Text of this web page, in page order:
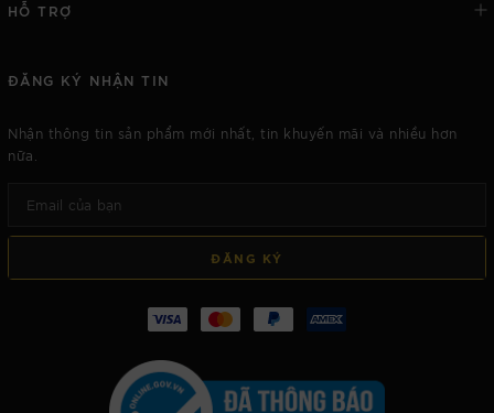
HỖ TRỢ
ĐĂNG KÝ NHẬN TIN
Nhận thông tin sản phẩm mới nhất, tin khuyến mãi và nhiều hơn
nữa.
ĐĂNG KÝ